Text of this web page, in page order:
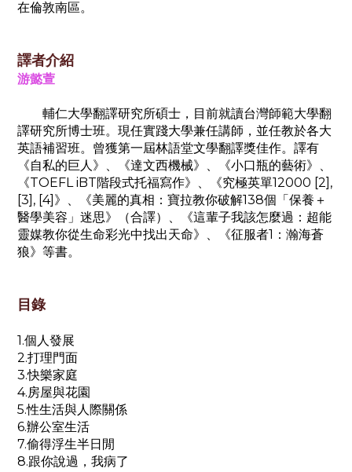
在倫敦南區。
譯者介紹
游懿萱
輔仁大學翻譯研究所碩士，目前就讀台灣師範大學翻
譯研究所博士班。現任實踐大學兼任講師，並任教於各大
英語補習班。曾獲第一屆林語堂文學翻譯獎佳作。譯有
《自私的巨人》、《達文西機械》、《小口瓶的藝術》、
《TOEFL iBT階段式托福寫作》、《究極英單12000 [2],
[3], [4]》、《美麗的真相：寶拉教你破解138個「保養＋
醫學美容」迷思》（合譯）、《這輩子我該怎麼過：超能
靈媒教你從生命彩光中找出天命》、《征服者1：瀚海蒼
狼》等書。
目錄
1.個人發展
2.打理門面
3.快樂家庭
4.房屋與花園
5.性生活與人際關係
6.辦公室生活
7.偷得浮生半日閒
8.跟你說過，我病了